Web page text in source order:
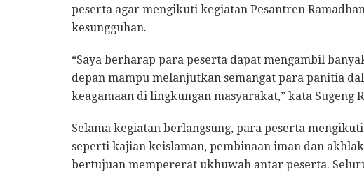
peserta agar mengikuti kegiatan Pesantren
kesungguhan.
“Saya berharap para peserta dapat mengambil
depan mampu melanjutkan semangat para panitia
keagamaan di lingkungan masyarakat,” kata Sugeng
Selama kegiatan berlangsung, para peserta
seperti kajian keislaman, pembinaan iman dan
bertujuan mempererat ukhuwah antar peserta.